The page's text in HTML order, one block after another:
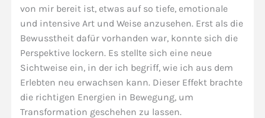
von mir bereit ist, etwas auf so tiefe, emotionale
und intensive Art und Weise anzusehen. Erst als die
Bewusstheit dafür vorhanden war, konnte sich die
Perspektive lockern. Es stellte sich eine neue
Sichtweise ein, in der ich begriff, wie ich aus dem
Erlebten neu erwachsen kann. Dieser Effekt brachte
die richtigen Energien in Bewegung, um
Transformation geschehen zu lassen.